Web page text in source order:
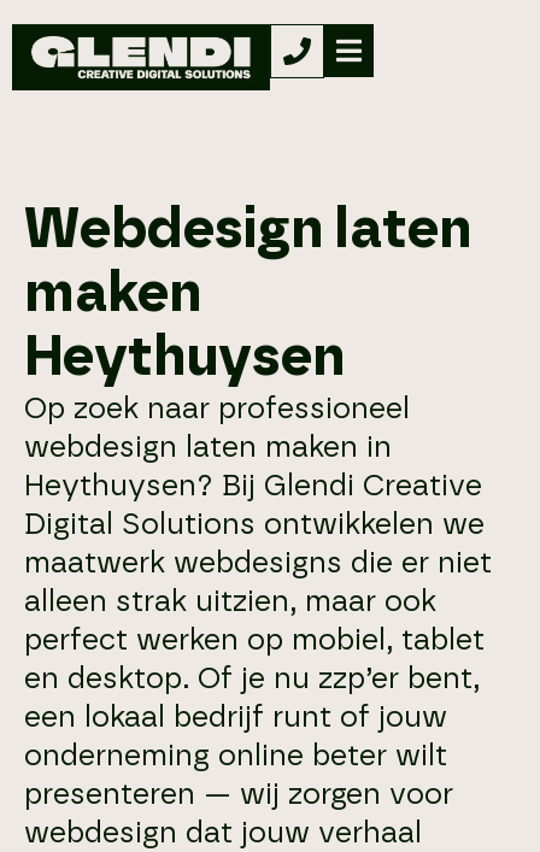
Webdesign laten
maken
Heythuysen
Op zoek naar professioneel
webdesign laten maken in
Heythuysen? Bij Glendi Creative
Digital Solutions ontwikkelen we
maatwerk webdesigns die er niet
alleen strak uitzien, maar ook
perfect werken op mobiel, tablet
en desktop. Of je nu zzp’er bent,
een lokaal bedrijf runt of jouw
onderneming online beter wilt
presenteren — wij zorgen voor
webdesign dat jouw verhaal